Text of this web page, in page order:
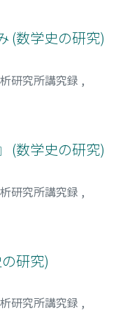
(数学史の研究)
研究所講究録 ,
(数学史の研究)
研究所講究録 ,
研究)
研究所講究録 ,